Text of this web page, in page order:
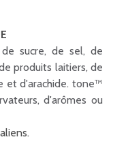
sucre, de sel, de
produits laitiers, de
et d'arachide. tone™
d'arômes ou